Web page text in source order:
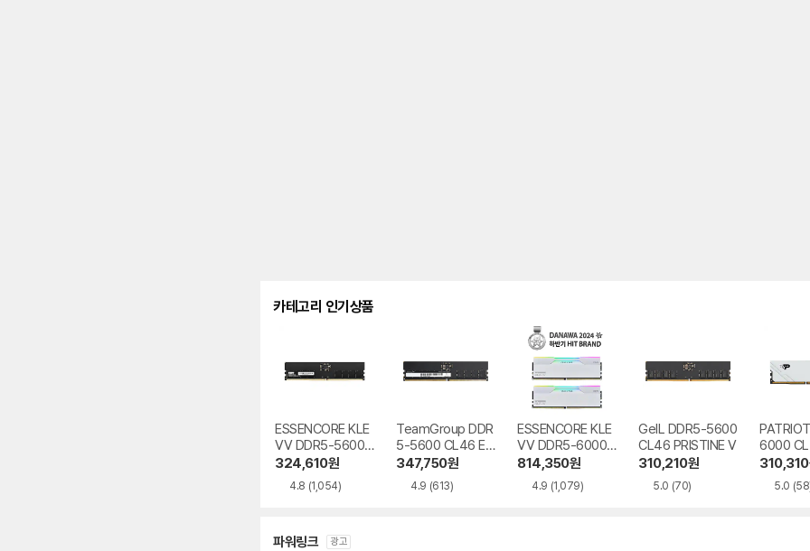
카테고리 인기상품
ESSENCORE KLE
VV DDR5-5600
CL46 파인인포
324,610원
4.8 (1,054)
TeamGroup DDR
5-5600 CL46 Elit
e 서린
347,750원
4.9 (613)
ESSENCORE KLE
VV DDR5-6000
CL30 CRAS V RG
B WHITE 패키지
서린
814,350원
4.9 (1,079)
GeIL DDR5-5600
CL46 PRISTINE V
310,210원
5.0 (70)
6000
ATURE
EVO 화
310,310
5.0
파워링크 광고